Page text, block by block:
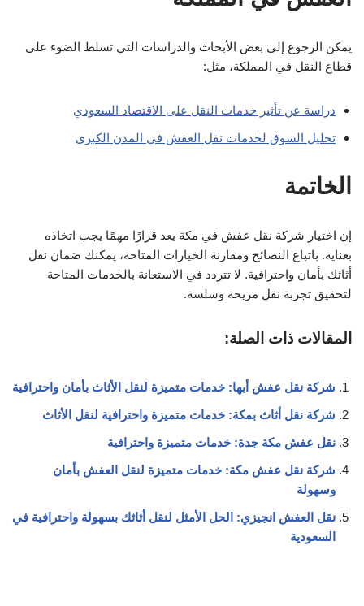
يمكن الرجوع إلى بعض الأبحاث والدراسات التي تسلط الضوء على
قطاع النقل في المملكة، مثل:
دراسة عن تأثير خدمات النقل على الاقتصاد السعودي
تحليل السوق لخدمات نقل العفش في المدن الكبرى
الخاتمة
إن اختيار شركة نقل عفش في مكة يعد قرارًا مهمًا يجب اتخاذه
بعناية. باتباع النصائح ومقارنة الخيارات المتاحة، يمكنك ضمان نقل
أثاثك بأمان واحترافية. لا تتردد في الاستعانة بالخدمات المتاحة
لتحقيق تجربة نقل مريحة وسلسة.
المقالات ذات الصلة:
شركة نقل عفش أبها: خدمات متميزة لنقل الأثاث بأمان واحترافية
شركة نقل أثاث بمكة: خدمات متميزة واحترافية لنقل الأثاث
نقل عفش مكة جدة: خدمات متميزة واحترافية
شركة نقل عفش مكة: خدمات متميزة لنقل العفش بأمان
وسهولة
نقل العفش انجيزي: الحل الأمثل لنقل أثاثك بسهولة واحترافية في
السعودية